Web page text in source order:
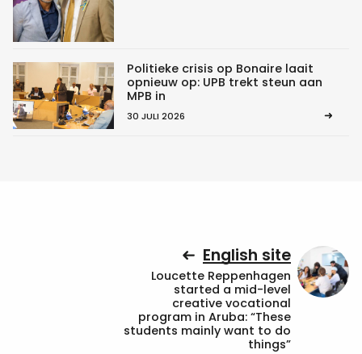
Politieke crisis op Bonaire laait
opnieuw op: UPB trekt steun aan
MPB in
30 JULI 2026
English site
Loucette Reppenhagen
started a mid-level
creative vocational
program in Aruba: “These
students mainly want to do
things”